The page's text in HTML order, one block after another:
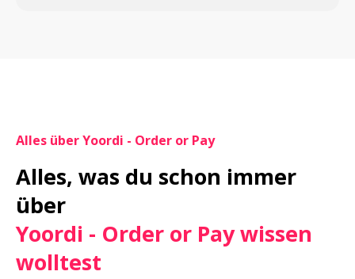
Alles über Yoordi - Order or Pay
Alles, was du schon immer
Yoordi - Order or Pay wissen
wolltest